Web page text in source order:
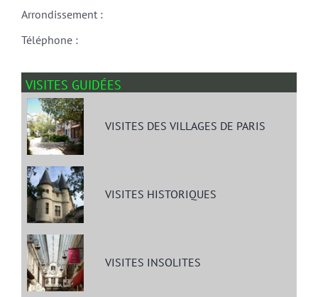
Arrondissement :
Téléphone :
VISITES GUIDÉES
VISITES DES VILLAGES DE PARIS
VISITES HISTORIQUES
VISITES INSOLITES